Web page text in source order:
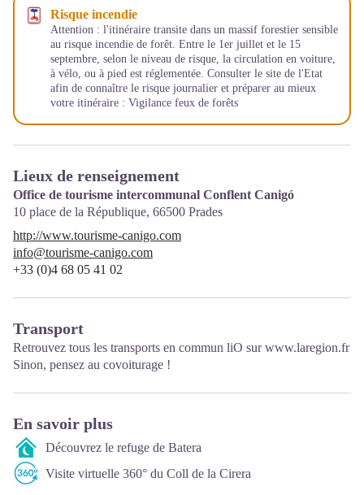
Risque incendie
Attention : l'itinéraire transite dans un massif forestier sensible
au risque incendie de forêt. Entre le 1er juillet et le 15
septembre, selon le niveau de risque, la circulation en voiture,
à vélo, ou à pied est réglementée. Consulter le site de l'Etat
afin de connaître le risque journalier et préparer au mieux
votre itinéraire : Vigilance feux de forêts
Lieux de renseignement
Office de tourisme intercommunal Conflent Canigó
10 place de la République, 66500 Prades
http://www.tourisme-canigo.com
info@tourisme-canigo.com
+33 (0)4 68 05 41 02
Transport
Retrouvez tous les transports en commun liO surwww.laregion.fr
Sinon, pensez au covoiturage !
En savoir plus
Découvrez le refuge de Batera
Visite virtuelle 360° du Coll de la Cirera